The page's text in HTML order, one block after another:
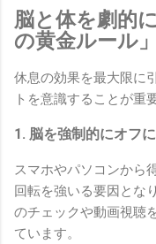
脳と体を劇的
の黄金ルール」
休息の効果を最大限に
トを意識することが重
1. 脳を強制的にオフ
スマホやパソコンから
回転を強いる要因とな
のチェックや動画視聴
ています。